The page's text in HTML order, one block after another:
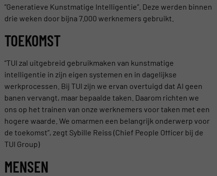
“Generatieve Kunstmatige Intelligentie”. Deze werden binnen
drie weken door bijna 7.000 werknemers gebruikt.
TOEKOMST
“TUI zal uitgebreid gebruikmaken van kunstmatige
intelligentie in zijn eigen systemen en in dagelijkse
werkprocessen. Bij TUI zijn we ervan overtuigd dat AI geen
banen vervangt, maar bepaalde taken. Daarom richten we
ons op het trainen van onze werknemers voor taken met een
hogere waarde. We omarmen een belangrijk onderwerp voor
de toekomst”, zegt Sybille Reiss (Chief People Officer bij de
TUI Group)
MENSEN